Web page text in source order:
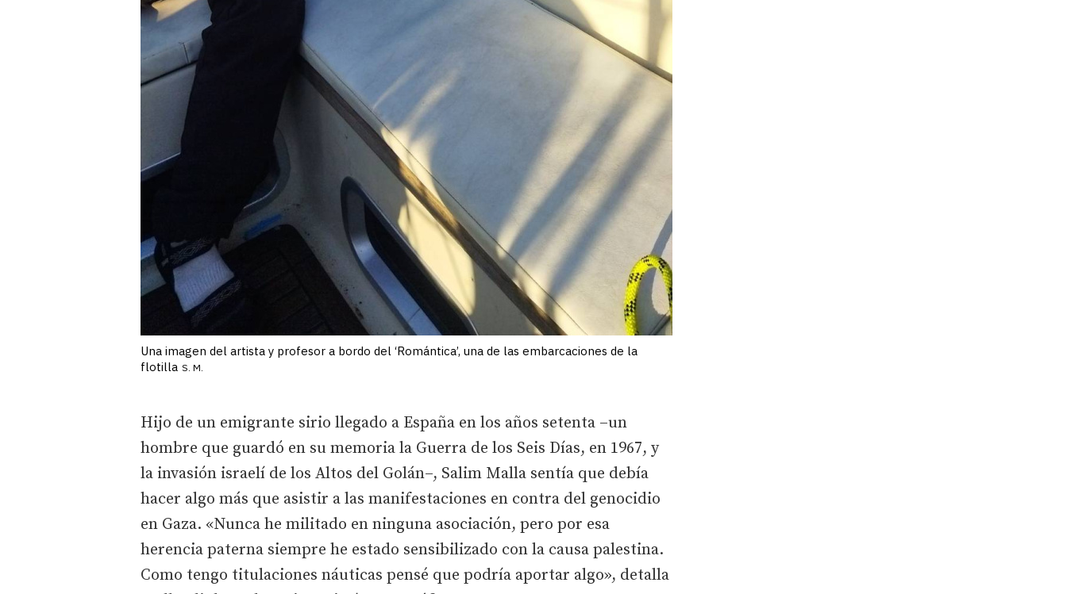
Una imagen del artista y profesor a bordo del ‘Romántica’, una de las embarcaciones de la
flotilla S. M.
Hijo de un emigrante sirio llegado a España en los años setenta –un
hombre que guardó en su memoria la Guerra de los Seis Días, en 1967, y
la invasión israelí de los Altos del Golán–, Salim Malla sentía que debía
hacer algo más que asistir a las manifestaciones en contra del genocidio
en Gaza. «Nunca he militado en ninguna asociación, pero por esa
herencia paterna siempre he estado sensibilizado con la causa palestina.
Como tengo titulaciones náuticas pensé que podría aportar algo», detalla